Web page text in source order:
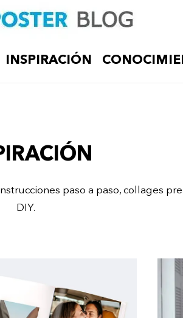
INSPIRACIÓN
paso a paso, collages
DIY.